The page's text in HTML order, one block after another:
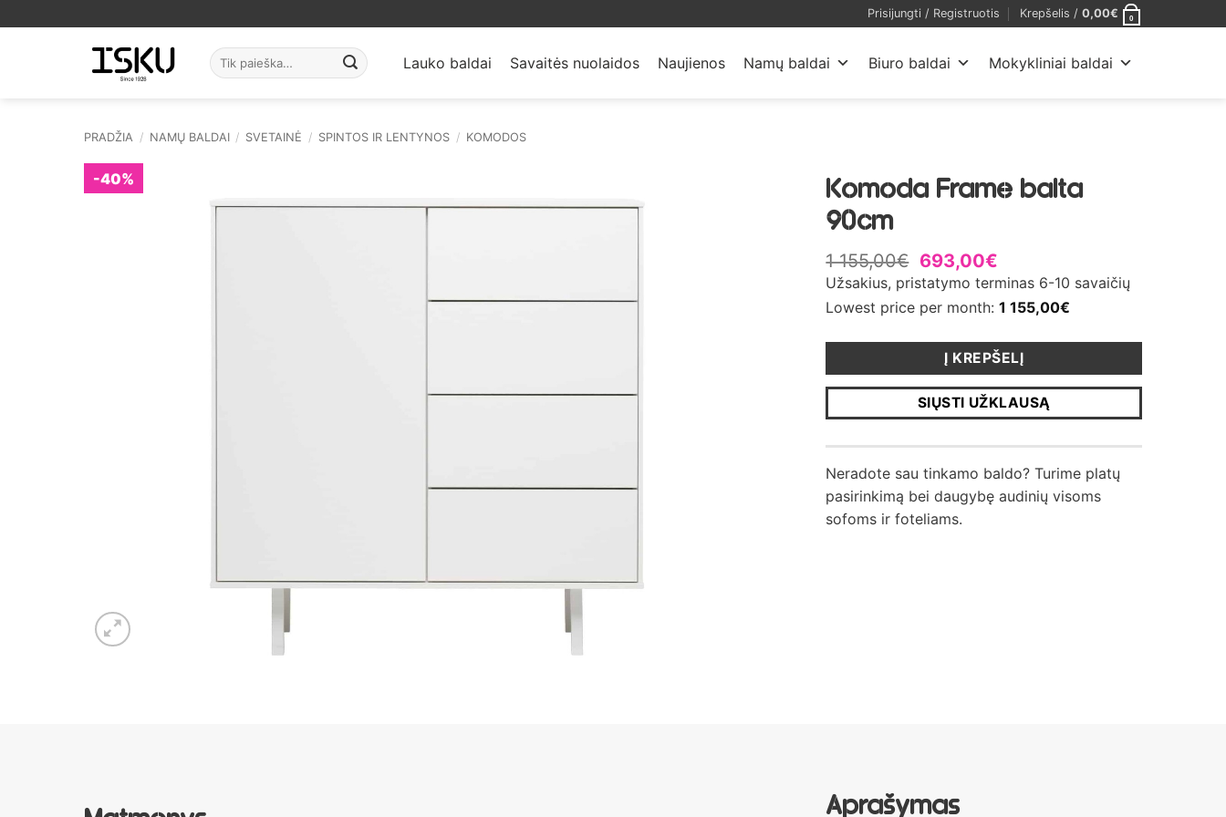
to
Prisijungti / Registruotis Krepšelis / 0,00€ 0
Ieškoti: Lauko baldai Savaitės nuolaidos Naujienos Namų baldai Biuro baldai Mokykliniai baldai
PRADŽIA / NAMŲ BALDAI / SVETAINĖ / SPINTOS IR LENTYNOS / KOMODOS
-40%
Komoda Frame balta
90cm
1 155,00€ 693,00€
Užsakius, pristatymo terminas 6-10 savaičių
Lowest price per month:1 155,00€
Į KREPŠELĮ
SIŲSTI UŽKLAUSĄ
Neradote sau tinkamo baldo? Turime platų
pasirinkimą bei daugybę audinių visoms
sofoms ir foteliams.
Aprašymas